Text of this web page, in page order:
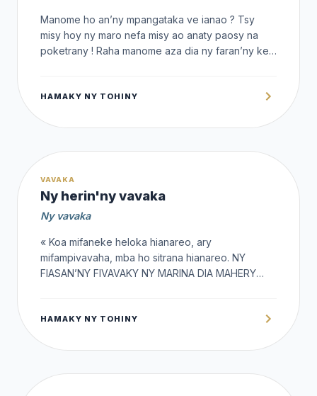
Manome ho an’ny mpangataka ve ianao ? Tsy
misy hoy ny maro nefa misy ao anaty paosy na
poketrany ! Raha manome aza dia ny faran’ny kely
miverimberina aty intsony »
HAMAKY NY TOHINY
VAVAKA
Ny herin'ny vavaka
Ny vavaka
« Koa mifaneke heloka hianareo, ary
mifampivavaha, mba ho sitrana hianareo. NY
FIASAN’NY FIVAVAKY NY MARINA DIA MAHERY
ranonorana, dia tsy nilatsaka tamin’ny tany ny
nivavaka indray izy dia nandatsaka ranonorana ny
HAMAKY NY TOHINY